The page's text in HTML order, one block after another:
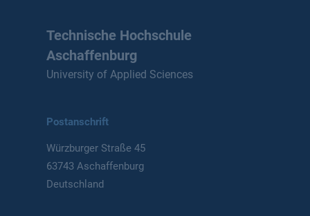
Technische Hochschule
Aschaffenburg
University of Applied Sciences
Postanschrift
Würzburger Straße 45
63743 Aschaffenburg
Deutschland